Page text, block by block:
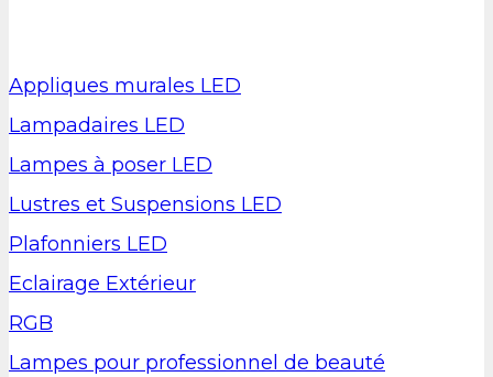
Appliques murales LED
Lampadaires LED
Lampes à poser LED
Lustres et Suspensions LED
Plafonniers LED
Eclairage Extérieur
RGB
Lampes pour professionnel de beauté